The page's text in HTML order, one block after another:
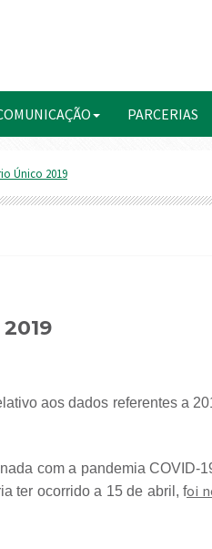
COMUNICAÇÃO PARCERIAS
Único 2019
aos dados referentes a
com a pandemia COVID-
ter ocorrido a 15 de abril, foi